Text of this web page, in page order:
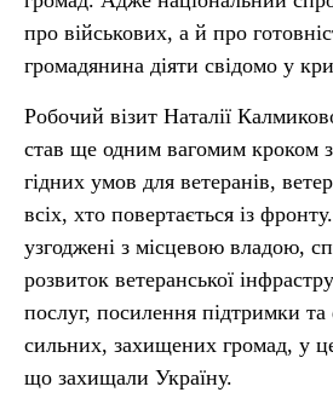
про військових, а й про
громадянина діяти свідомо у
Робочий візит Наталії
став ще одним вагомим кроком
гідних умов для ветеранів,
всіх, хто повертається із
узгоджені з місцевою владою,
розвиток ветеранської
послуг, посилення підтримки
сильних, захищених громад, у
що захищали Україну.